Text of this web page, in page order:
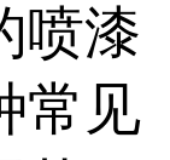
喷漆
常见